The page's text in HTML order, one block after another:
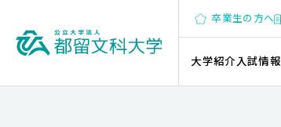
卒業生の方へ
大学紹介入試情報